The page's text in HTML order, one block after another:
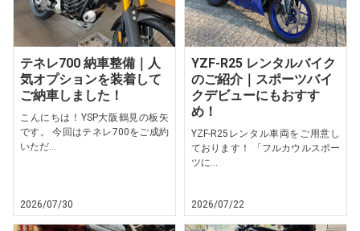
テネレ700 納車整備｜人
気オプションを装着して
ご納車しました！
こんにちは！YSP大阪鶴見の板矢
です。 今回はテネレ700をご成約
いただ...
2026/07/30
YZF-R25 レンタルバイク
のご紹介｜スポーツバイ
クデビューにもおすす
め！
YZF-R25レンタル車両をご用意し
ております！ 「フルカウルスポー
ツに...
2026/07/22